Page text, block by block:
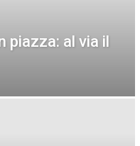
piazza: al via il